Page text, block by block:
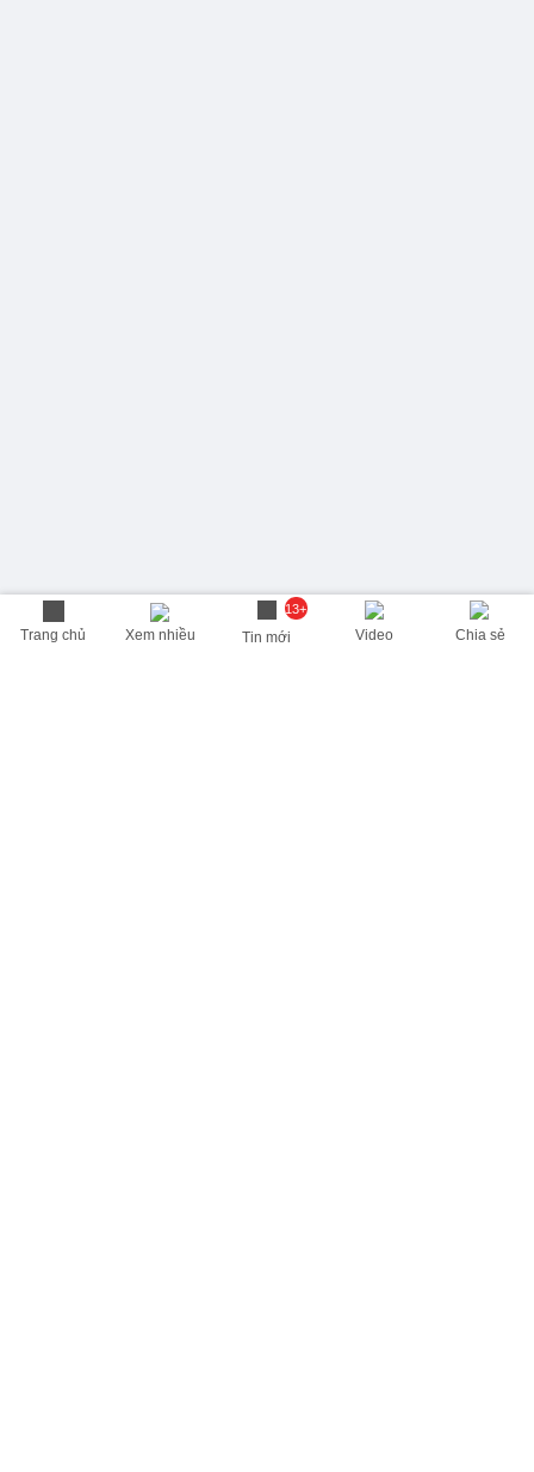
Trang chủ Xem nhiều
13+
Tin mới Video Chia sẻ